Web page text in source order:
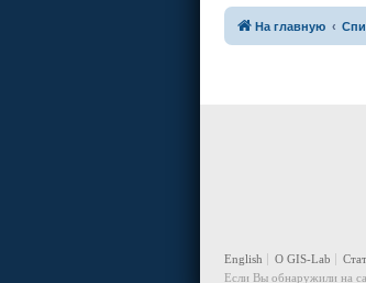
На главную
English О GIS-Lab
Если Вы обнаружили на